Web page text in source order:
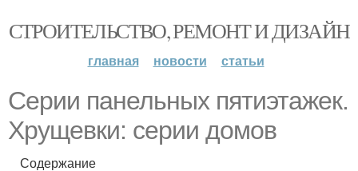
СТРОИТЕЛЬСТВО, РЕМОНТ И ДИЗАЙН
главная новости статьи
Серии панельных пятиэтажек.
Хрущевки: серии домов
Содержание